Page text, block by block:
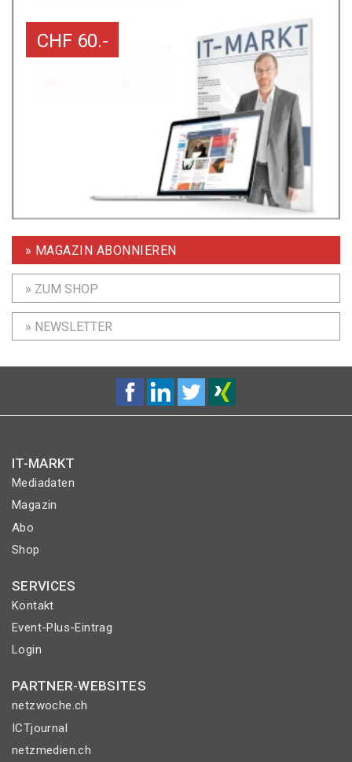
CHF 60.-
» MAGAZIN ABONNIEREN
» ZUM SHOP
» NEWSLETTER
IT-MARKT
Mediadaten
Magazin
Abo
Shop
SERVICES
Kontakt
Event-Plus-Eintrag
Login
PARTNER-WEBSITES
netzwoche.ch
ICTjournal
netzmedien.ch